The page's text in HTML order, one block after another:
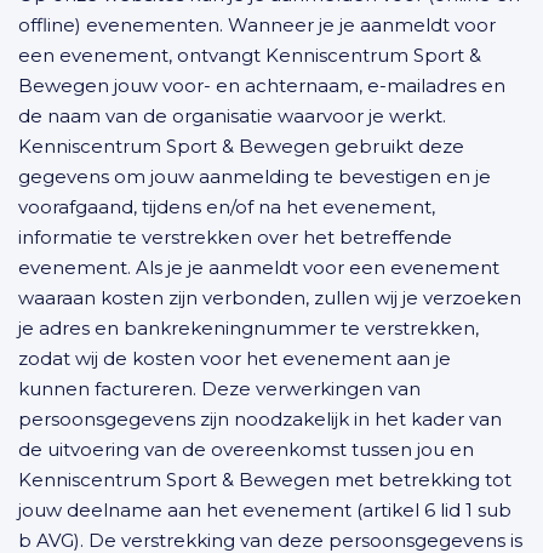
offline) evenementen. Wanneer je je aanmeldt voor
een evenement, ontvangt Kenniscentrum Sport &
Bewegen jouw voor- en achternaam, e-mailadres en
de naam van de organisatie waarvoor je werkt.
Kenniscentrum Sport & Bewegen gebruikt deze
gegevens om jouw aanmelding te bevestigen en je
voorafgaand, tijdens en/of na het evenement,
informatie te verstrekken over het betreffende
evenement. Als je je aanmeldt voor een evenement
waaraan kosten zijn verbonden, zullen wij je verzoeken
je adres en bankrekeningnummer te verstrekken,
zodat wij de kosten voor het evenement aan je
kunnen factureren. Deze verwerkingen van
persoonsgegevens zijn noodzakelijk in het kader van
de uitvoering van de overeenkomst tussen jou en
Kenniscentrum Sport & Bewegen met betrekking tot
jouw deelname aan het evenement (artikel 6 lid 1 sub
b AVG). De verstrekking van deze persoonsgegevens is